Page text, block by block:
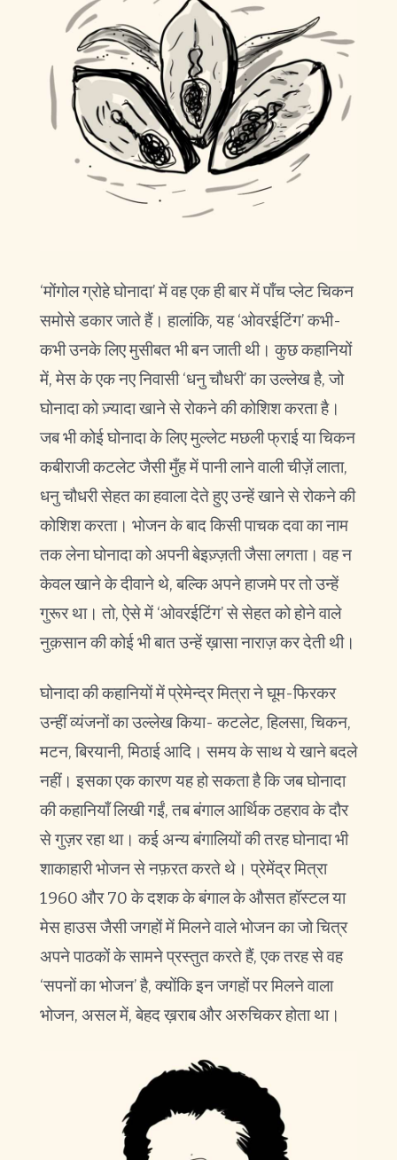
‘मोंगोल ग्रोहे घोनादा’ में वह एक ही बार में पाँच प्लेट चिकन
समोसे डकार जाते हैं। हालांकि, यह ‘ओवरईटिंग’ कभी-
कभी उनके लिए मुसीबत भी बन जाती थी। कुछ कहानियों
में, मेस के एक नए निवासी ‘धनु चौधरी’ का उल्लेख है, जो
घोनादा को ज़्यादा खाने से रोकने की कोशिश करता है।
जब भी कोई घोनादा के लिए मुल्लेट मछली फ्राई या चिकन
कबीराजी कटलेट जैसी मुँह में पानी लाने वाली चीज़ें लाता,
धनु चौधरी सेहत का हवाला देते हुए उन्हें खाने से रोकने की
कोशिश करता। भोजन के बाद किसी पाचक दवा का नाम
तक लेना घोनादा को अपनी बेइज़्ज़ती जैसा लगता। वह न
केवल खाने के दीवाने थे, बल्कि अपने हाजमे पर तो उन्हें
गुरूर था। तो, ऐसे में ‘ओवरईटिंग’ से सेहत को होने वाले
नुक़सान की कोई भी बात उन्हें ख़ासा नाराज़ कर देती थी।
घोनादा की कहानियों में प्रेमेन्द्र मित्रा ने घूम-फिरकर
उन्हीं व्यंजनों का उल्लेख किया- कटलेट, हिलसा, चिकन,
मटन, बिरयानी, मिठाई आदि। समय के साथ ये खाने बदले
नहीं। इसका एक कारण यह हो सकता है कि जब घोनादा
की कहानियाँ लिखी गईं, तब बंगाल आर्थिक ठहराव के दौर
से गुज़र रहा था। कई अन्य बंगालियों की तरह घोनादा भी
शाकाहारी भोजन से नफ़रत करते थे। प्रेमेंद्र मित्रा
1960 और 70 के दशक के बंगाल के औसत हॉस्टल या
मेस हाउस जैसी जगहों में मिलने वाले भोजन का जो चित्र
अपने पाठकों के सामने प्रस्तुत करते हैं, एक तरह से वह
‘सपनों का भोजन’ है, क्योंकि इन जगहों पर मिलने वाला
भोजन, असल में, बेहद ख़राब और अरुचिकर होता था।